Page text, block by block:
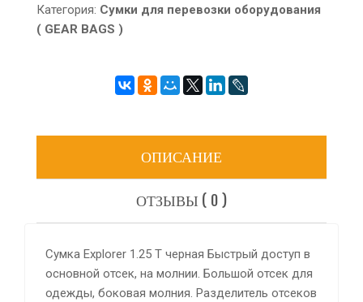
Категория: Сумки для перевозки оборудования
( GEAR BAGS )
ОПИСАНИЕ
ОТЗЫВЫ ( 0 )
Сумка Explorer 1.25 T черная Быстрый доступ в
основной отсек, на молнии. Большой отсек для
одежды, боковая молния. Разделитель отсеков